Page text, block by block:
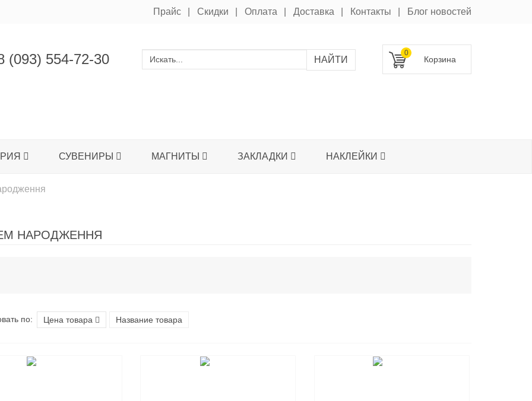
Прайс Скидки Оплата Доставка Контакты Блог новостей
(093) 554-72-30 0
СУВЕНИРЫ МАГНИТЫ ЗАКЛАДКИ НАКЛЕЙКИ
НАРОДЖЕННЯ
по: Цена товара Название товара